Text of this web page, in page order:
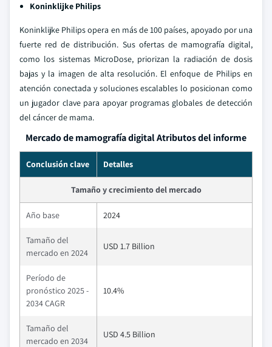
Koninklijke Philips
Koninklijke Philips opera en más de 100 países, apoyado por una
fuerte red de distribución. Sus ofertas de mamografía digital,
como los sistemas MicroDose, priorizan la radiación de dosis
bajas y la imagen de alta resolución. El enfoque de Philips en
atención conectada y soluciones escalables lo posicionan como
un jugador clave para apoyar programas globales de detección
del cáncer de mama.
Mercado de mamografía digital Atributos del informe
Conclusión clave Detalles
Tamaño y crecimiento del mercado
Año base 2024
Tamaño del
mercado en 2024
USD 1.7 Billion
Período de
pronóstico 2025 -
2034 CAGR
10.4%
Tamaño del
mercado en 2034
USD 4.5 Billion